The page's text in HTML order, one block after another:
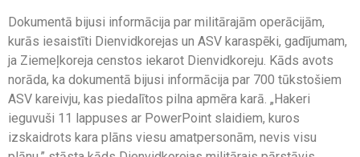
Dokumentā bijusi informācija par militārajām operācijām,
kurās iesaistīti Dienvidkorejas un ASV karaspēki, gadījumam,
ja Ziemeļkoreja censtos iekarot Dienvidkoreju. Kāds avots
norāda, ka dokumentā bijusi informācija par 700 tūkstošiem
ASV kareivju, kas piedalītos pilna apmēra karā. „Hakeri
ieguvuši 11 lappuses ar PowerPoint slaidiem, kuros
izskaidrots kara plāns viesu amatpersonām, nevis visu